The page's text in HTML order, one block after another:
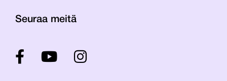
Seuraa meitä